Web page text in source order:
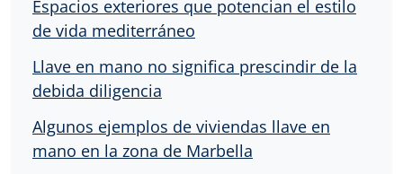
Espacios exteriores que potencian el estilo
de vida mediterráneo
Llave en mano no significa prescindir de la
debida diligencia
Algunos ejemplos de viviendas llave en
mano en la zona de Marbella